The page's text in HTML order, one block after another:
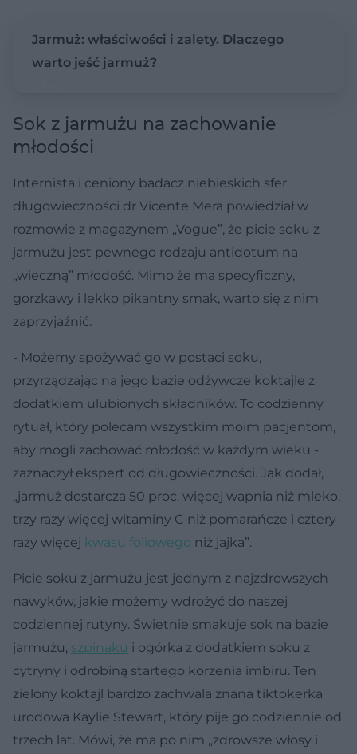
Jarmuż: właściwości i zalety. Dlaczego
warto jeść jarmuż?
Sok z jarmużu na zachowanie
młodości
Internista i ceniony badacz niebieskich sfer
długowieczności dr Vicente Mera powiedział w
rozmowie z magazynem „Vogue”, że picie soku z
jarmużu jest pewnego rodzaju antidotum na
„wieczną” młodość. Mimo że ma specyficzny,
gorzkawy i lekko pikantny smak, warto się z nim
zaprzyjaźnić.
- Możemy spożywać go w postaci soku,
przyrządzając na jego bazie odżywcze koktajle z
dodatkiem ulubionych składników. To codzienny
rytuał, który polecam wszystkim moim pacjentom,
aby mogli zachować młodość w każdym wieku -
zaznaczył ekspert od długowieczności. Jak dodał,
„jarmuż dostarcza 50 proc. więcej wapnia niż mleko,
trzy razy więcej witaminy C niż pomarańcze i cztery
razy więcej kwasu foliowego niż jajka”.
Picie soku z jarmużu jest jednym z najzdrowszych
nawyków, jakie możemy wdrożyć do naszej
codziennej rutyny. Świetnie smakuje sok na bazie
jarmużu, szpinaku i ogórka z dodatkiem soku z
cytryny i odrobiną startego korzenia imbiru. Ten
zielony koktajl bardzo zachwala znana tiktokerka
urodowa Kaylie Stewart, który pije go codziennie od
trzech lat. Mówi, że ma po nim „zdrowsze włosy i